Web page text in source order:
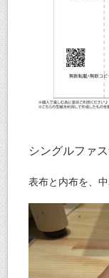
シングルファ
表布と内布を、